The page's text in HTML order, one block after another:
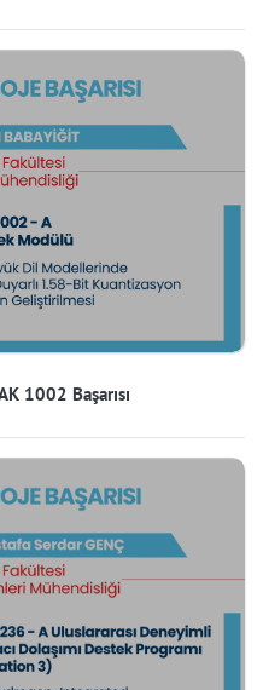
1002 Başarısı